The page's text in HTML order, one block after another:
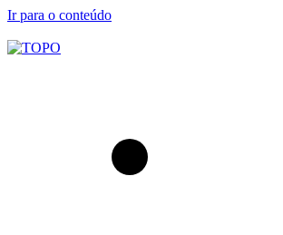
Ir para o conteúdo